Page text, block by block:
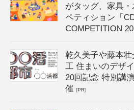
がタッグ、家具
ペティション「
COMPETITION
乾久美子や藤本
工 住まいのデザ
20回記念 特別講
催[PR]